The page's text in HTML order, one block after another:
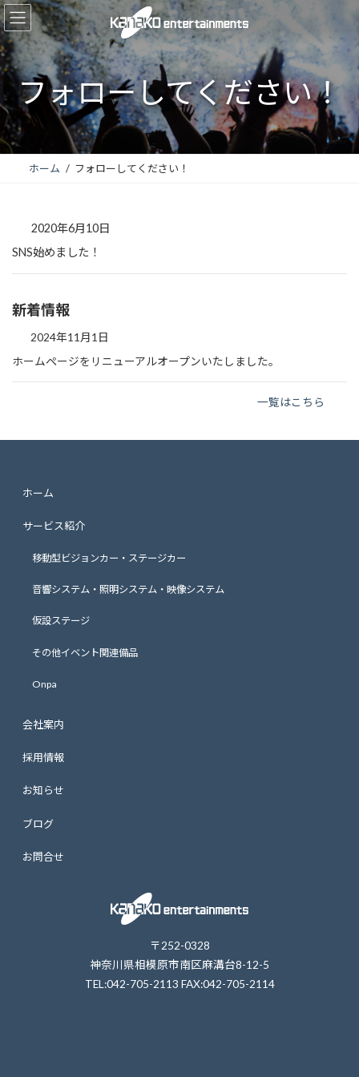
コ
ン
テ
ン
へ
ス
キ
ナ
ビ
ゲ
ー
ョ
ン
に
フォローしてください！
ホーム フォローしてください！
2020年6月10日
SNS始めました！
新着情報
2024年11月1日
ホームページをリニューアルオープンいたしました。
一覧はこちら
ホーム
サービス紹介
移動型ビジョンカー・ステージカー
音響システム・照明システム・映像システム
仮設ステージ
その他イベント関連備品
Onpa
会社案内
採用情報
お知らせ
ブログ
お問合せ
〒252-0328
神奈川県相模原市南区麻溝台8-12-5
TEL:042-705-2113 FAX:042-705-2114